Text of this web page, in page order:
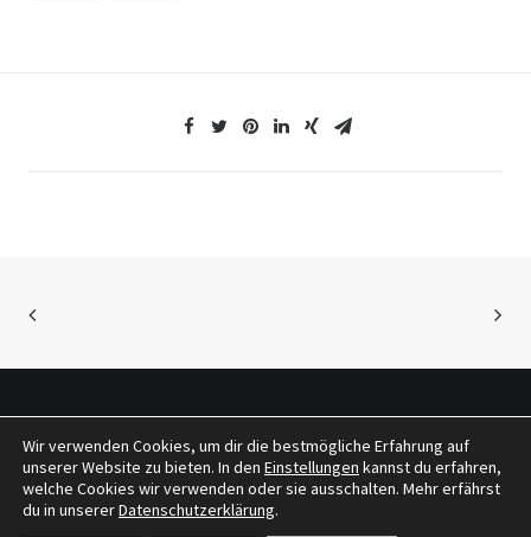
© 2026 tragwerkeplus. All rights reserved
Wir verwenden Cookies, um dir die bestmögliche Erfahrung auf
unserer Website zu bieten. In den Einstellungen kannst du erfahren,
welche Cookies wir verwenden oder sie ausschalten. Mehr erfährst
du in unsererDatenschutzerklärung.